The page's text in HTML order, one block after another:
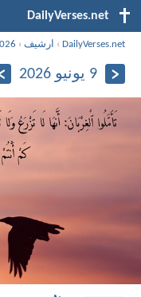
DailyVerses.net
DailyVerses.net
› ارشيف ›
9 يونيو 2026